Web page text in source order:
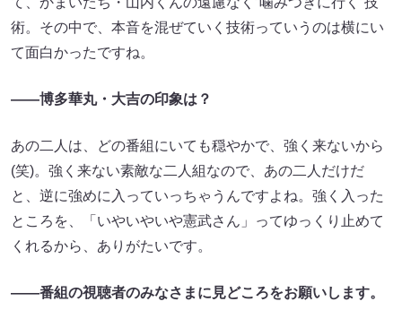
術。その中で、本音を混ぜていく技術っていうのは横にい
て面白かったですね。
――博多華丸・大吉の印象は？
あの二人は、どの番組にいても穏やかで、強く来ないから
(笑)。強く来ない素敵な二人組なので、あの二人だけだ
と、逆に強めに入っていっちゃうんですよね。強く入った
ところを、「いやいやいや憲武さん」ってゆっくり止めて
くれるから、ありがたいです。
――番組の視聴者のみなさまに見どころをお願いします。